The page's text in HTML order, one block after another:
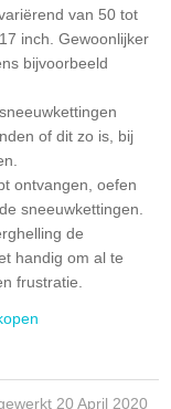
van 50 tot
inch. Gewoonlijker
bijvoorbeeld
of dit zo is, bij
ontvangen, oefen
sneeuwkettingen.
de
handig om al te
frustratie.
20 April 2020